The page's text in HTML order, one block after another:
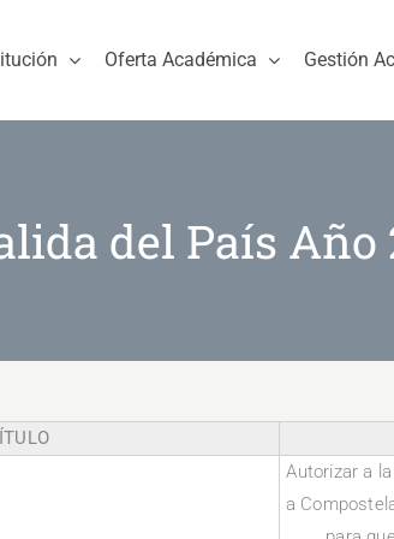
Oferta Académica Gestión
del País Año
Autorizar a
a